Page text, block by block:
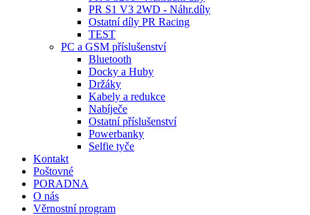
PR S1 V3 2WD - Náhr.díly
Ostatní díly PR Racing
TEST
PC a GSM příslušenství
Bluetooth
Docky a Huby
Držáky
Kabely a redukce
Nabíječe
Ostatní příslušenství
Powerbanky
Selfie tyče
Kontakt
Poštovné
PORADNA
O nás
Věrnostní program